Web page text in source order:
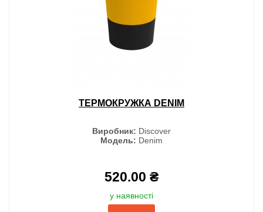
ТЕРМОКРУЖКА DENIM
Виробник: Discover
Модель: Denim
520.00 ₴
у наявності